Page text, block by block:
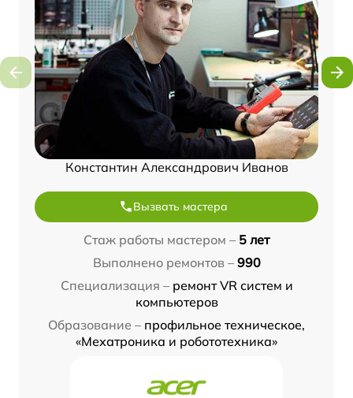
Константин Александрович Иванов
Вызвать мастера
Стаж работы мастером – 5 лет
Выполнено ремонтов – 990
Специализация – ремонт VR систем и
компьютеров
Образование – профильное техническое,
«Мехатроника и робототехника»